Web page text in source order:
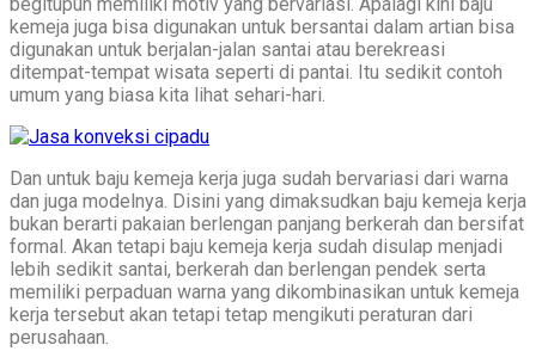
kemeja juga bisa digunakan untuk bersantai dalam artian bisa
digunakan untuk berjalan-jalan santai atau berekreasi
ditempat-tempat wisata seperti di pantai. Itu sedikit contoh
umum yang biasa kita lihat sehari-hari.
Dan untuk baju kemeja kerja juga sudah bervariasi dari warna
dan juga modelnya. Disini yang dimaksudkan baju kemeja kerja
bukan berarti pakaian berlengan panjang berkerah dan bersifat
formal. Akan tetapi baju kemeja kerja sudah disulap menjadi
lebih sedikit santai, berkerah dan berlengan pendek serta
memiliki perpaduan warna yang dikombinasikan untuk kemeja
kerja tersebut akan tetapi tetap mengikuti peraturan dari
perusahaan.